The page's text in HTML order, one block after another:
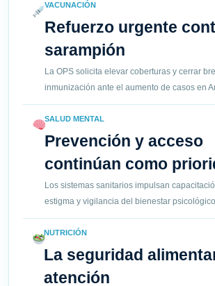
VACUNACIÓN
Refuerzo urgente
sarampión
La OPS solicita elevar coberturas y cerrar
inmunización ante el aumento de casos en
SALUD MENTAL
Prevención y acceso
continúan como
Los sistemas sanitarios impulsan
estigma y vigilancia del bienestar
NUTRICIÓN
La seguridad
atención